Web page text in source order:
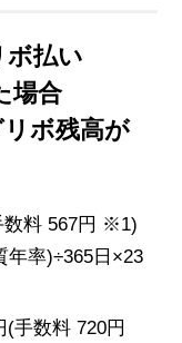
ボ払い
場合
ボ残高が
数料 567円 ※1)
率)÷365日×23
手数料 720円